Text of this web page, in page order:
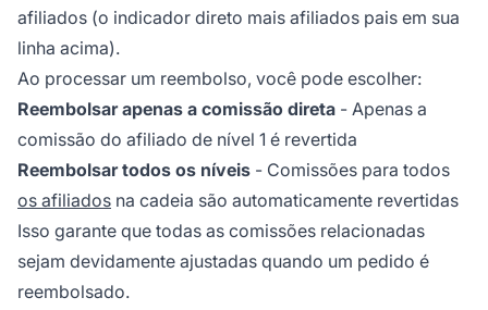
afiliados (o indicador direto mais afiliados pais em sua
linha acima).
Ao processar um reembolso, você pode escolher:
Reembolsar apenas a comissão direta - Apenas a
comissão do afiliado de nível 1 é revertida
Reembolsar todos os níveis - Comissões para todos
os afiliados na cadeia são automaticamente revertidas
Isso garante que todas as comissões relacionadas
sejam devidamente ajustadas quando um pedido é
reembolsado.